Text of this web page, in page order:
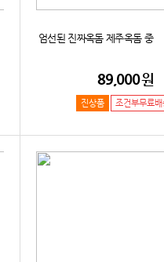
엄선된 진짜옥돔 제주옥돔 중
89,000원
진상품 조건부무료배